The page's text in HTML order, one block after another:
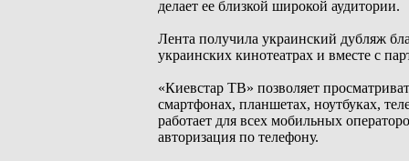
делает ее близкой широкой аудитории.
Лента получила украинский дубляж
украинских кинотеатрах и вместе с
«Киевстар ТВ» позволяет
смартфонах, планшетах, ноутбуках,
работает для всех мобильных
авторизация по телефону.